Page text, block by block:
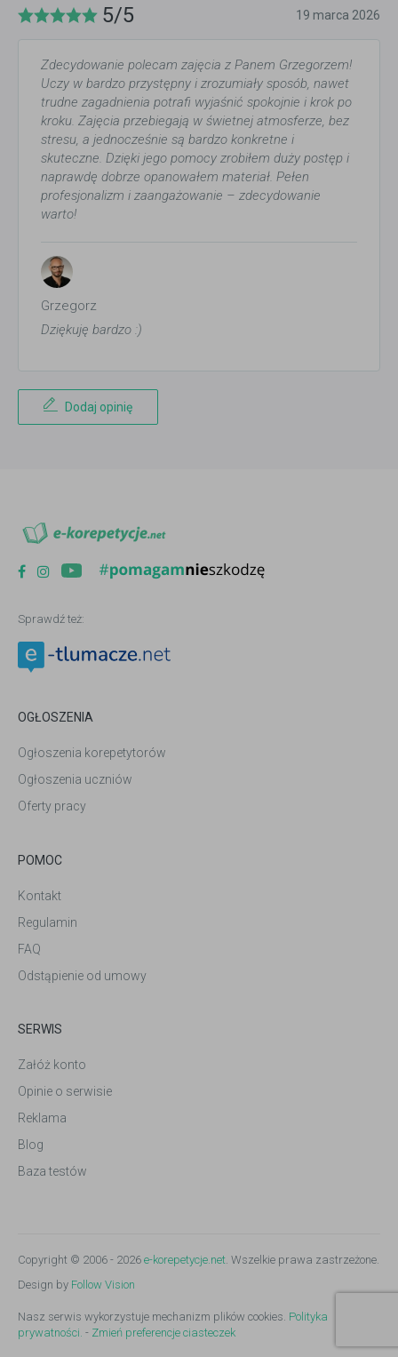
5/5 19 marca 2026
Zdecydowanie polecam zajęcia z Panem Grzegorzem!
Uczy w bardzo przystępny i zrozumiały sposób, nawet
trudne zagadnienia potrafi wyjaśnić spokojnie i krok po
kroku. Zajęcia przebiegają w świetnej atmosferze, bez
stresu, a jednocześnie są bardzo konkretne i
skuteczne. Dzięki jego pomocy zrobiłem duży postęp i
naprawdę dobrze opanowałem materiał. Pełen
profesjonalizm i zaangażowanie – zdecydowanie
warto!
Grzegorz
Dziękuję bardzo :)
Dodaj opinię
Sprawdź też:
OGŁOSZENIA
Ogłoszenia korepetytorów
Ogłoszenia uczniów
Oferty pracy
POMOC
Kontakt
Regulamin
FAQ
Odstąpienie od umowy
SERWIS
Załóż konto
Opinie o serwisie
Reklama
Blog
Baza testów
Copyright © 2006 - 2026 e-korepetycje.net. Wszelkie prawa zastrzeżone.
Design by Follow Vision
Nasz serwis wykorzystuje mechanizm plików cookies. Polityka
prywatności. - Zmień preferencje ciasteczek